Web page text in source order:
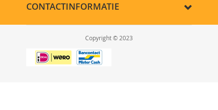
CONTACTINFORMATIE
Copyright © 2023